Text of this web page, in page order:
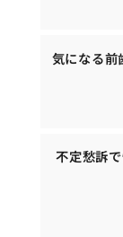
気になる前
不定愁訴